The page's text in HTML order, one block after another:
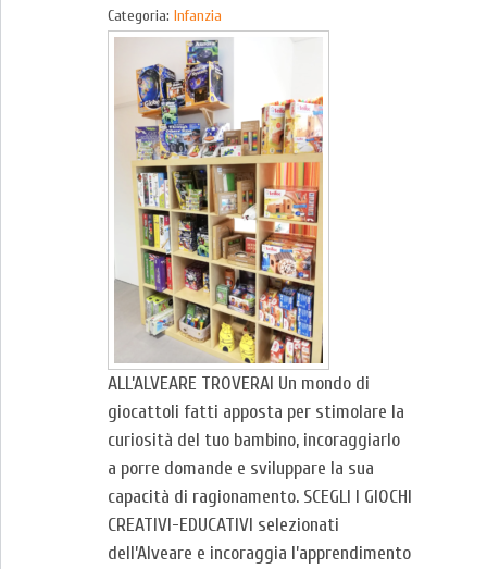
Categoria: Infanzia
ALL’ALVEARE TROVERAI Un mondo di
giocattoli fatti apposta per stimolare la
curiosità del tuo bambino, incoraggiarlo
a porre domande e sviluppare la sua
capacità di ragionamento. SCEGLI I GIOCHI
CREATIVI-EDUCATIVI selezionati
dell’Alveare e incoraggia l’apprendimento